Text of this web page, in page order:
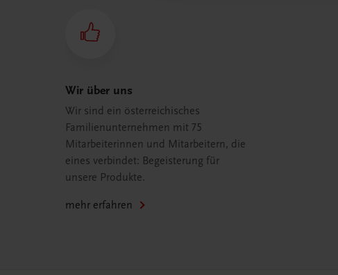
Wir über uns
Wir sind ein österreichisches
Familienunternehmen mit 75
Mitarbeiterinnen und Mitarbeitern, die
eines verbindet: Begeisterung für
unsere Produkte.
mehr erfahren